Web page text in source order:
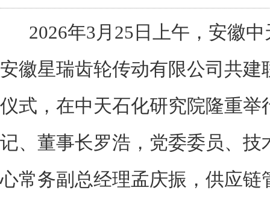
2026年3月25日上午，安徽中
安徽星瑞齿轮传动有限公司共建
仪式，在中天石化研究院隆重举
记、董事长罗浩，党委委员、技
心常务副总经理孟庆振，供应链